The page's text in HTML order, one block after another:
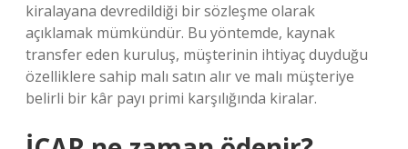
kiralayana devredildiği bir sözleşme olarak
açıklamak mümkündür. Bu yöntemde, kaynak
transfer eden kuruluş, müşterinin ihtiyaç duyduğu
özelliklere sahip malı satın alır ve malı müşteriye
belirli bir kâr payı primi karşılığında kiralar.